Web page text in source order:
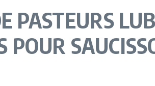
PASTEURS
POUR